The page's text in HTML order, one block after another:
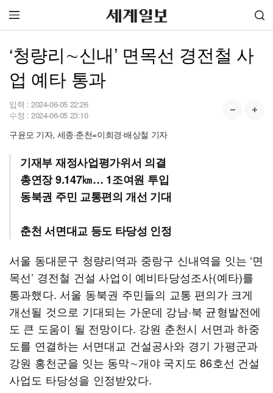
‘청량리∼신내’ 면목선 경전철 사
업 예타 통과
입력 : 2024-06-05 22:26
수정 : 2024-06-05 23:10
구윤모 기자, 세종·춘천=이희경·배상철 기자
기재부 재정사업평가위서 의결
총연장 9.147㎞… 1조여원 투입
동북권 주민 교통편의 개선 기대
춘천 서면대교 등도 타당성 인정
서울 동대문구 청량리역과 중랑구 신내역을 잇는 ‘면
목선’ 경전철 건설 사업이 예비타당성조사(예타)를
통과했다. 서울 동북권 주민들의 교통 편의가 크게
개선될 것으로 기대되는 가운데 강남·북 균형발전에
도 큰 도움이 될 전망이다. 강원 춘천시 서면과 하중
도를 연결하는 서면대교 건설공사와 경기 가평군과
강원 홍천군을 잇는 동막∼개야 국지도 86호선 건설
사업도 타당성을 인정받았다.